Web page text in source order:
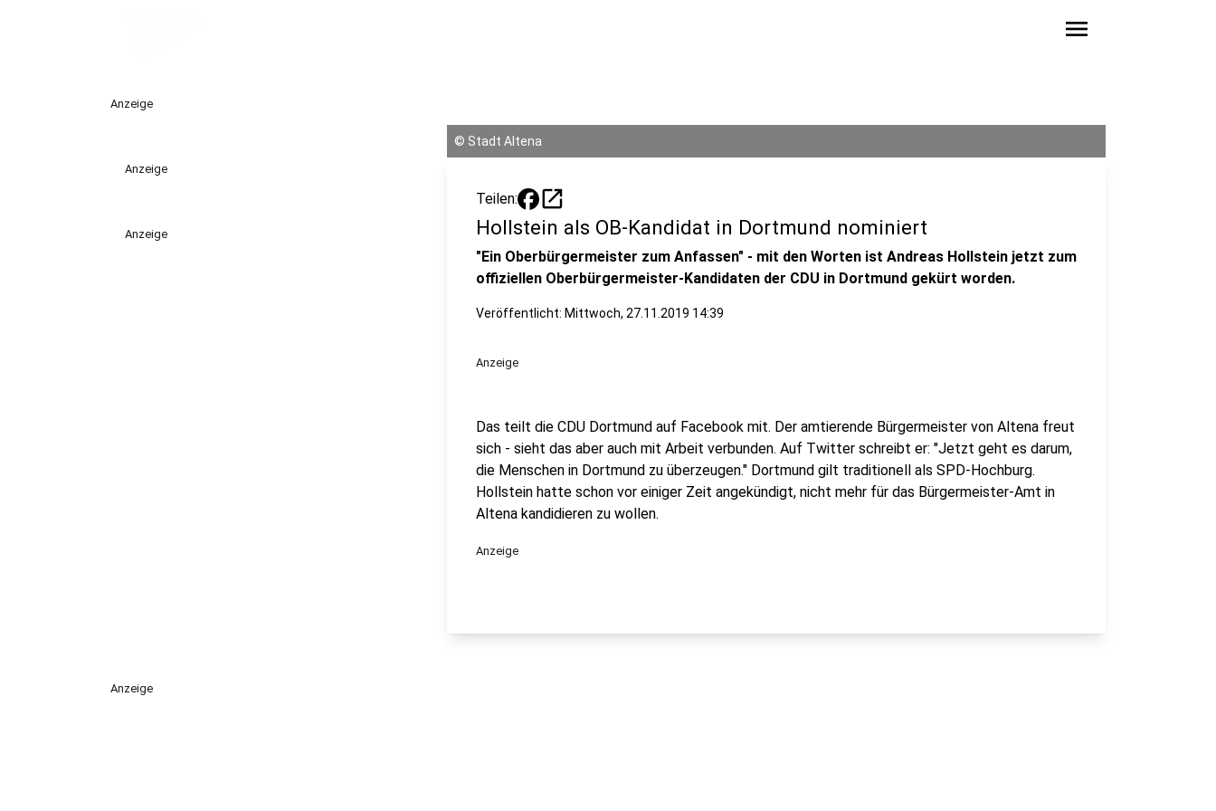
menu
Anzeige
Anzeige
Anzeige
© Stadt Altena
Teilen: open_in_new
Hollstein als OB-Kandidat in Dortmund nominiert
"Ein Oberbürgermeister zum Anfassen" - mit den Worten ist Andreas Hollstein jetzt zum
offiziellen Oberbürgermeister-Kandidaten der CDU in Dortmund gekürt worden.
Veröffentlicht: Mittwoch, 27.11.2019 14:39
Anzeige
Das teilt die CDU Dortmund auf Facebook mit. Der amtierende Bürgermeister von Altena freut
sich - sieht das aber auch mit Arbeit verbunden. Auf Twitter schreibt er: "Jetzt geht es darum,
die Menschen in Dortmund zu überzeugen." Dortmund gilt traditionell als SPD-Hochburg.
Hollstein hatte schon vor einiger Zeit angekündigt, nicht mehr für das Bürgermeister-Amt in
Altena kandidieren zu wollen.
Anzeige
Anzeige